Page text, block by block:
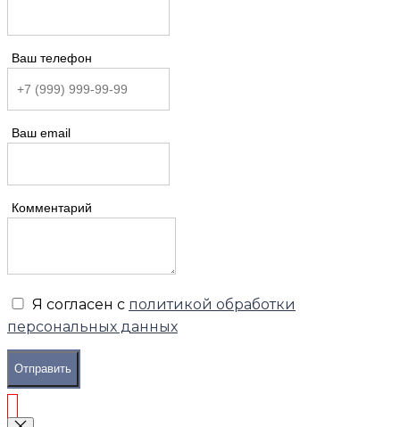
Ваш телефон
Ваш email
Комментарий
Я согласен с политикой обработки
персональных данных
Отправить